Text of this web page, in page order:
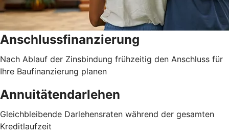
Anschlussfinanzierung
Nach Ablauf der Zinsbindung frühzeitig den Anschluss für
Ihre Baufinanzierung planen
Annuitätendarlehen
Gleichbleibende Darlehensraten während der gesamten
Kreditlaufzeit